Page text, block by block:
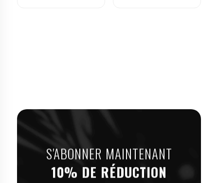
S'ABONNER MAINTENANT
10% DE RÉDUCTION